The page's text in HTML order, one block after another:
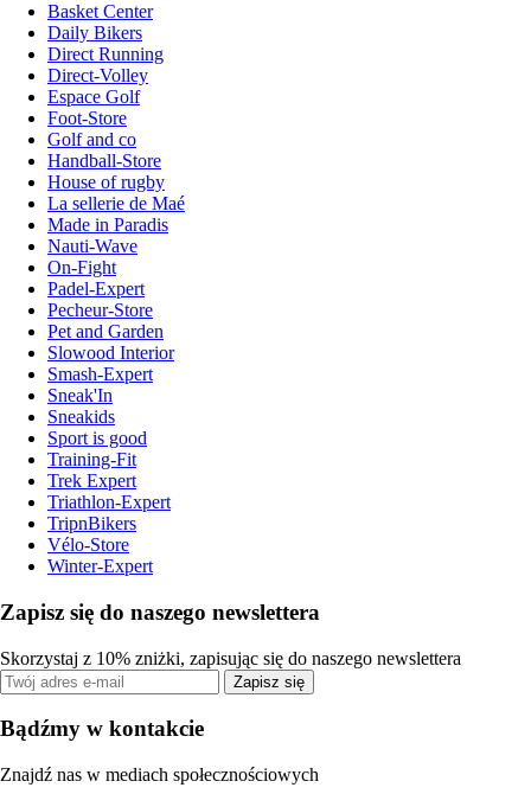
Basket Center
Daily Bikers
Direct Running
Direct-Volley
Espace Golf
Foot-Store
Golf and co
Handball-Store
House of rugby
La sellerie de Maé
Made in Paradis
Nauti-Wave
On-Fight
Padel-Expert
Pecheur-Store
Pet and Garden
Slowood Interior
Smash-Expert
Sneak'In
Sneakids
Sport is good
Training-Fit
Trek Expert
Triathlon-Expert
TripnBikers
Vélo-Store
Winter-Expert
Zapisz się do naszego newslettera
Skorzystaj z 10% zniżki, zapisując się do naszego newslettera
Zapisz się
Bądźmy w kontakcie
Znajdź nas w mediach społecznościowych